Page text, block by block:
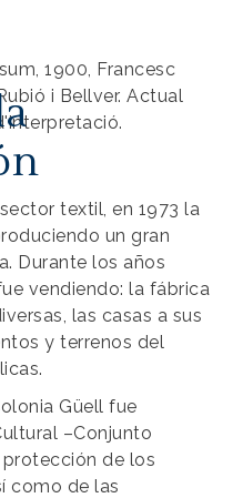
1900, Francesc
i Bellver. Actual
textil, en 1973 la
un gran
Durante los años
vendiendo: la fábrica
las casas a sus
y terrenos del
Güell fue
–Conjunto
de los
como de las